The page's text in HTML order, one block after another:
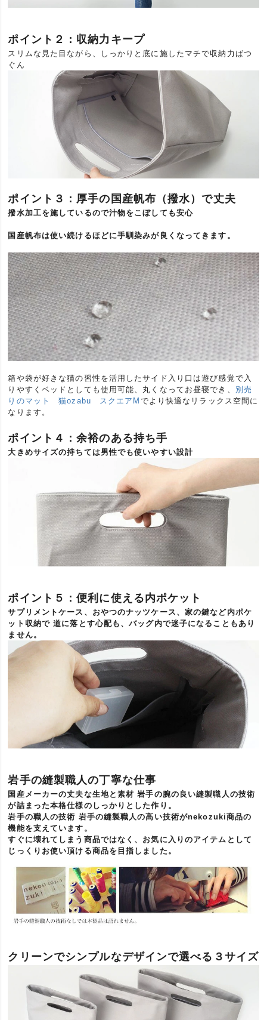
ポイント２：収納力キープ
スリムな見た目ながら、しっかりと底に施したマチで収納力ばつ
ぐん
ポイント３：厚手の国産帆布（撥水）で丈夫
撥水加工を施しているので汁物をこぼしても安心
国産帆布は使い続けるほどに手馴染みが良くなってきます。
箱や袋が好きな猫の習性を活用したサイド入り口は遊び感覚で入
りやすくベッドとしても使用可能、丸くなってお昼寝でき、 別売
りのマット 猫ozabu スクエアM でより快適なリラックス空間に
なります。
ポイント４：余裕のある持ち手
大きめサイズの持ちては男性でも使いやすい設計
ポイント５：便利に使える内ポケット
サプリメントケース、おやつのナッツケース、家の鍵など内ポケ
ット収納で 道に落とす心配も、バッグ内で迷子になることもあり
ません。
岩手の縫製職人の丁寧な仕事
国産メーカーの丈夫な生地と素材 岩手の腕の良い縫製職人の技術
が詰まった本格仕様のしっかりとした作り。
岩手の職人の技術 岩手の縫製職人の高い技術がnekozuki商品の
機能を支えています。
すぐに壊れてしまう商品ではなく、お気に入りのアイテムとして
じっくりお使い頂ける商品を目指しました。
クリーンでシンプルなデザインで選べる３サイズ